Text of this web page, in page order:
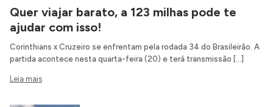
Quer viajar barato, a 123 milhas pode te
ajudar com isso!
Corinthians x Cruzeiro se enfrentam pela rodada 34 do Brasileirão. A
partida acontece nesta quarta-feira (20) e terá transmissão […]
Leia mais